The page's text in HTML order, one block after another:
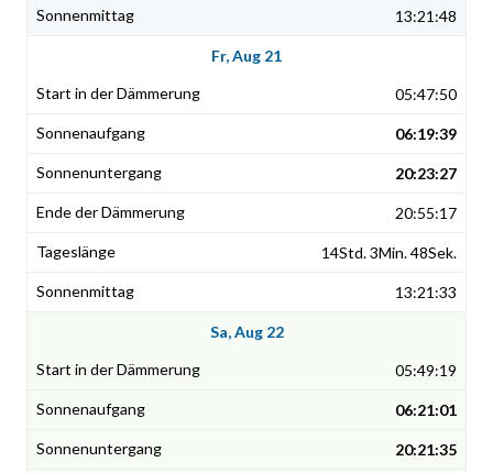
13:21:48
Fr, Aug 21
05:47:50
06:19:39
20:23:27
20:55:17
14Std. 3Min. 48Sek.
13:21:33
Sa, Aug 22
05:49:19
06:21:01
20:21:35